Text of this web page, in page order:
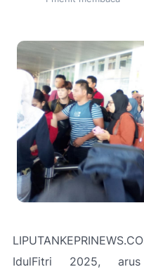
IdulFitri 2025,